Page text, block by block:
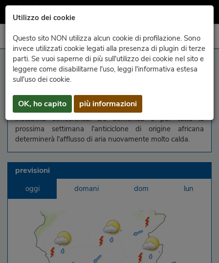
Utilizzo dei cookie
Questo sito NON utilizza alcun cookie di profilazione. Sono
invece utilizzati cookie legati alla presenza di plugin di terze
parti. Se vuoi saperne di più sull'utilizzo dei cookie nel sito e
leggere come disabilitarne l'uso, leggi l'informativa estesa
sull'uso dei cookie.
OK, ho capito più informazioni
situazione generale
strati correnti meno calde e più secche da nord-est e in
quota correnti più umide occidentali che favoriranno
instabilità atmosferica. Da domenica e per tutta la
prossima settimana l'anticiclone di origine africana
determinerà l'afflusso di aria nuovamente molto calda.
previsioni
oggi domani dom lun